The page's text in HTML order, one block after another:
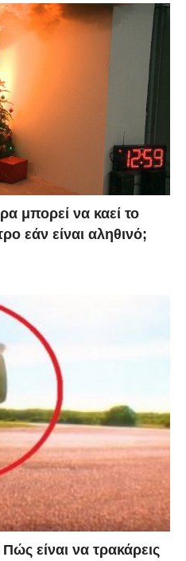
μπορεί να καεί το
εάν είναι αληθινό;
Πώς είναι να τρακάρεις